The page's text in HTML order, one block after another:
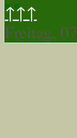
↑↑↑
Freitag,